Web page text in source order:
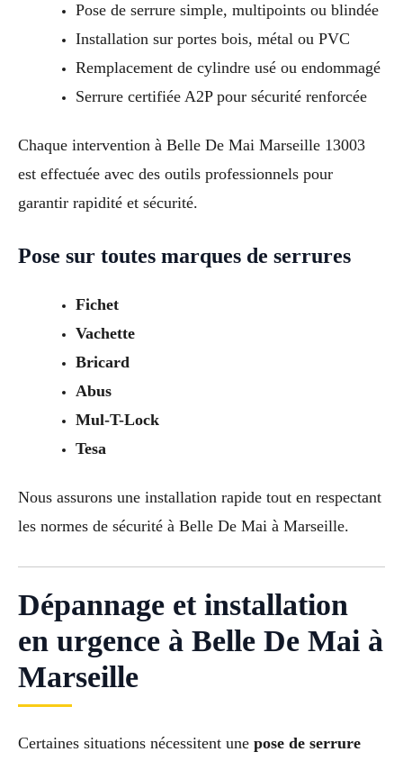
Pose de serrure simple, multipoints ou blindée
Installation sur portes bois, métal ou PVC
Remplacement de cylindre usé ou endommagé
Serrure certifiée A2P pour sécurité renforcée
Chaque intervention à Belle De Mai Marseille 13003
est effectuée avec des outils professionnels pour
garantir rapidité et sécurité.
Pose sur toutes marques de serrures
Fichet
Vachette
Bricard
Abus
Mul-T-Lock
Tesa
Nous assurons une installation rapide tout en respectant
les normes de sécurité à Belle De Mai à Marseille.
Dépannage et installation
en urgence à Belle De Mai à
Marseille
Certaines situations nécessitent une pose de serrure